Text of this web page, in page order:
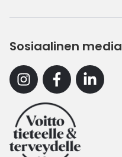
Sosiaalinen media
InstagramFacebookLinkedin